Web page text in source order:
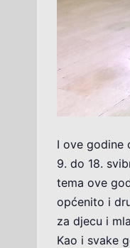
I ove godine
9. do 18.
tema ove
općenito i
za djecu i
Kao i svake